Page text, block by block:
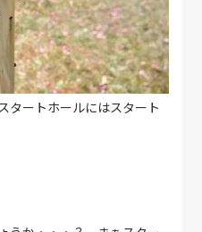
タートホールにはスタート